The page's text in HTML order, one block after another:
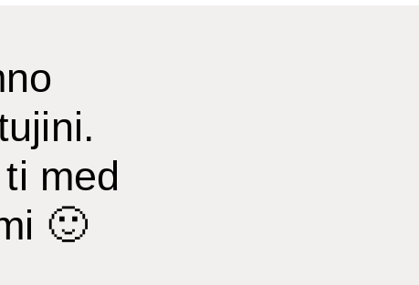
med
🙂